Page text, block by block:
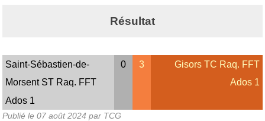
Résultat
Saint-Sébastien-de-
Morsent ST Raq. FFT
Ados 1
0 3
Gisors TC Raq. FFT
Ados 1
Publié le 07 août 2024 par TCG